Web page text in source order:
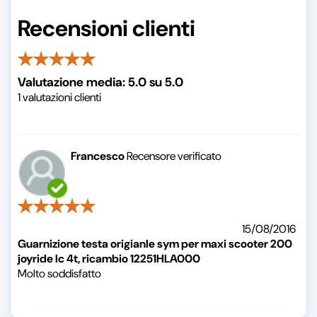
Recensioni clienti
Valutazione media:5.0su5.0
1valutazioni clienti
FrancescoRecensore verificato
15/08/2016
Guarnizione testa origianle sym per maxi scooter 200
joyride lc 4t, ricambio 12251HLA000
Molto soddisfatto